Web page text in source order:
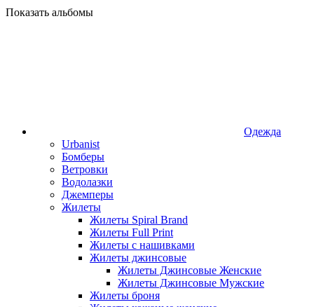
Показать альбомы
Одежда
Urbanist
Бомберы
Ветровки
Водолазки
Джемперы
Жилеты
Жилеты Spiral Brand
Жилеты Full Print
Жилеты с нашивками
Жилеты джинсовые
Жилеты Джинсовые Женские
Жилеты Джинсовые Мужские
Жилеты броня